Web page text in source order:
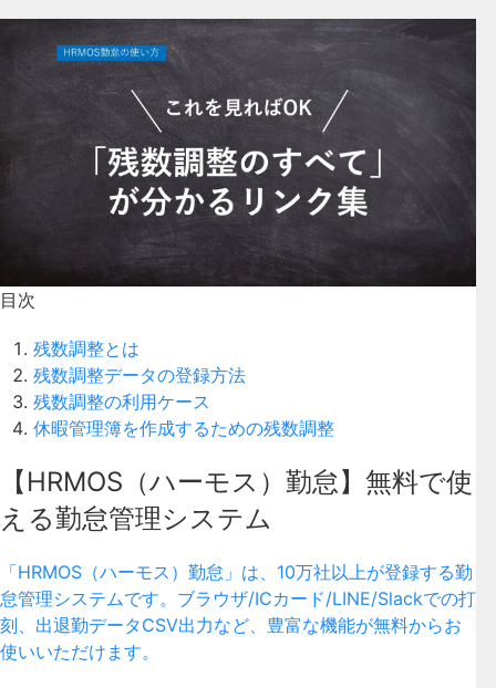
目次
残数調整とは
残数調整データの登録方法
残数調整の利用ケース
休暇管理簿を作成するための残数調整
【HRMOS（ハーモス）勤怠】無料で使
える勤怠管理システム
「HRMOS（ハーモス）勤怠」は、10万社以上が登録する勤
怠管理システムです。ブラウザ/ICカード/LINE/Slackでの打
刻、出退勤データCSV出力など、豊富な機能が無料からお
使いいただけます。